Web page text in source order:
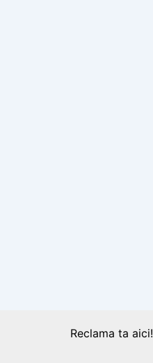
Reclama ta aici!